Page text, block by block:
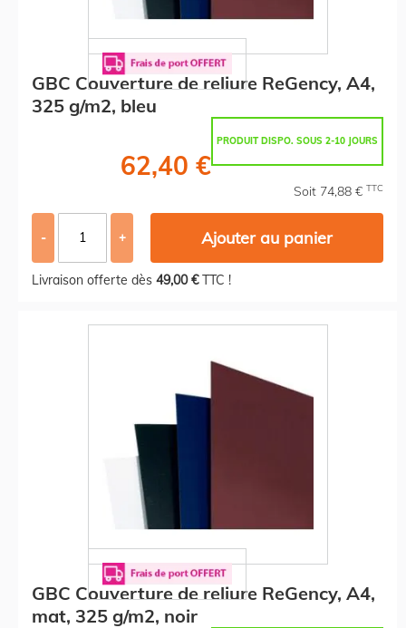
GBC Couverture de reliure ReGency, A4,
325 g/m2, bleu
PRODUIT DISPO. SOUS 2-10 JOURS
62,40 €
Soit 74,88 € TTC
- + Ajouter au panier
Livraison offerte dès 49,00 €TTC !
GBC Couverture de reliure ReGency, A4,
mat, 325 g/m2, noir